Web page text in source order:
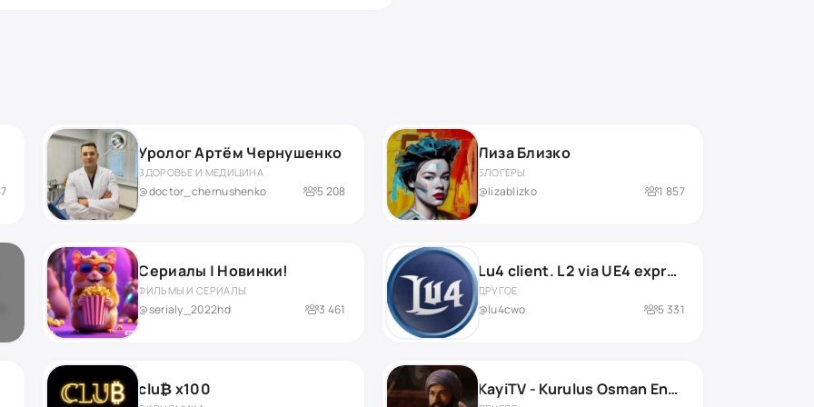
Уролог Артём Чернушенко
ЗДОРОВЬЕ И МЕДИЦИНА
@doctor_chernushenko 5 208
Лиза Близко
БЛОГЕРЫ
@lizablizko 1 857
Сериалы | Новинки!
ФИЛЬМЫ И СЕРИАЛЫ
@serialy_2022hd 3 461
Lu4 client. L2 via UE4 expressions.
ДРУГОЕ
@lu4cwo 5 331
clu₿ x100 KayiTV - Kurulus Osman English